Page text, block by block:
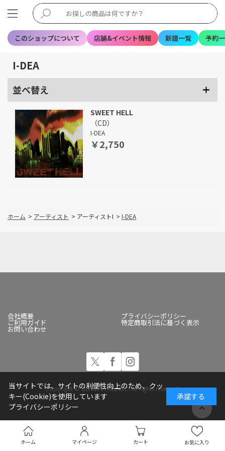
このショップについて 店舗&イベント情報 新譜一覧 予約
ホーム マイページ カート お気に入り
I-DEA
並べ替え
SWEET HELL
（CD）
I-DEA
￥2,750
ホーム > アーティスト > アーティストI > I-DEA
会社概要 プライバシーポリシー
ご利用ガイド 特定商取引法に基づく表示
お問い合わせ
Copyright © ULTRA-VYBE, INC. All rights reserved.
当サイトでは、サイトの利便性向上のため、クッ
キー(Cookie)を使用しています
プライバシーポリシー
承諾する